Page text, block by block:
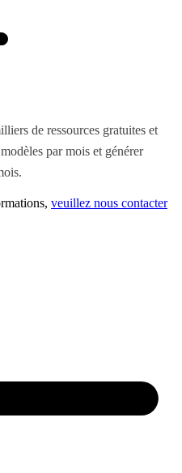
de ressources gratuites et
par mois et générer
veuillez nous contacter